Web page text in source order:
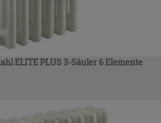
ELITE PLUS 3-Säuler 6 Elemente